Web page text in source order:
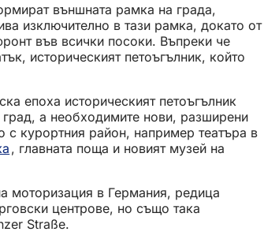
външната рамка на града,
изключително в тази рамка, докато от
във всички посоки. Въпреки че
историческият петоъгълник, който
епоха историческият петоъгълник
град, а необходимите нови, разширени
с курортния район, например театъра в
, главната поща и новият музей на
моторизация в Германия, редица
центрове, но също така
Straße.